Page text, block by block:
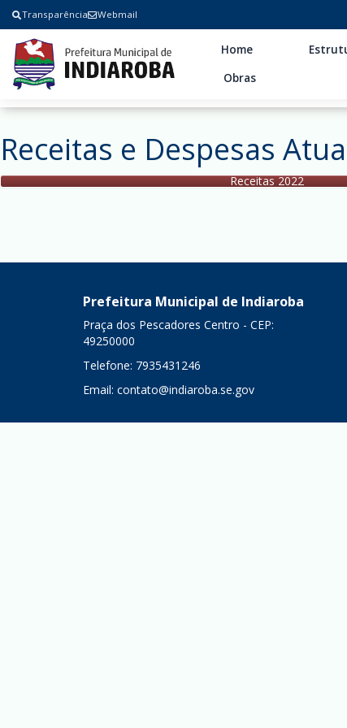
Transparência Webmail
Home
Obras
Receitas e Despesas
Receitas 2022
Prefeitura Municipal de Indiaroba
Praça dos Pescadores Centro - CEP:
49250000
Telefone: 7935431246
Email: contato@indiaroba.se.gov